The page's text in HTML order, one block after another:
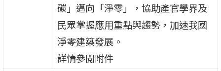
碳」邁向「淨零」，協助產官學界及
民眾掌握應用重點與趨勢，加速我國
淨零建築發展。
詳情參閱附件